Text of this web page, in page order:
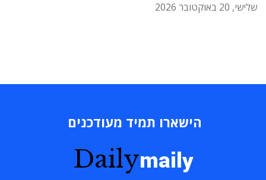
שלישי, 20 באוקטובר 2026
הישארו תמיד מעודכנים
Dailymaily